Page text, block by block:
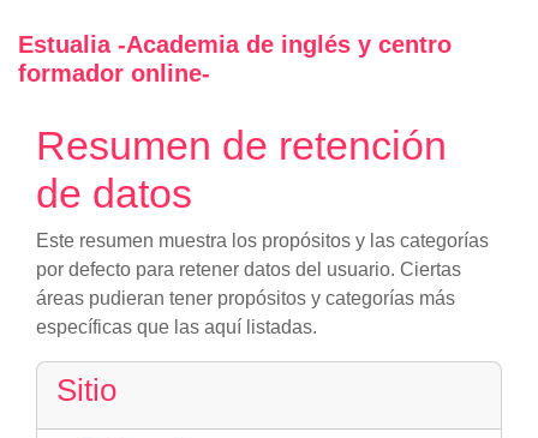
Estualia -Academia de inglés y centro
formador online-
Resumen de retención
de datos
Este resumen muestra los propósitos y las categorías
por defecto para retener datos del usuario. Ciertas
áreas pudieran tener propósitos y categorías más
específicas que las aquí listadas.
Sitio